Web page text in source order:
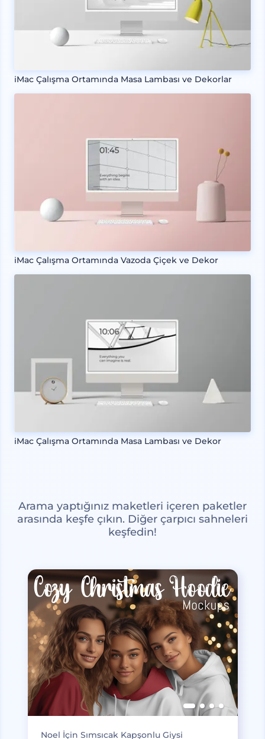
iMac Çalışma Ortamında Masa Lambası ve Dekorlar
iMac Çalışma Ortamında Vazoda Çiçek ve Dekor
iMac Çalışma Ortamında Masa Lambası ve Dekor
Arama yaptığınız maketleri içeren paketler
arasında keşfe çıkın. Diğer çarpıcı sahneleri
keşfedin!
Noel İçin Sımsıcak Kapşonlu Giysi